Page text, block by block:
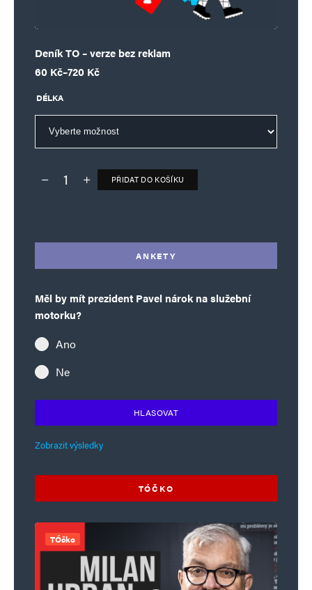
Deník TO – verze bez reklam
60 Kč–720 Kč
Rozpětí cen: 60 Kč až 720 Kč
DÉLKA
Deník TO – verze bez reklam množství
PŘIDAT DO KOŠÍKU
ANKETY
Měl by mít prezident Pavel nárok na služební
motorku?
Ano
Ne
HLASOVAT
Zobrazit výsledky
TÓČKO
TÓčko